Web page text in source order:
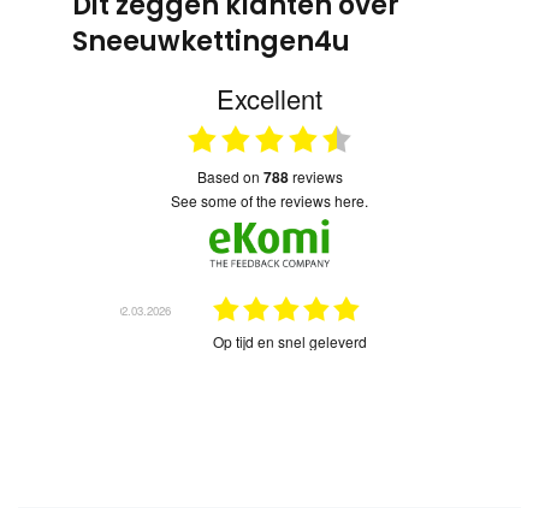
Sneeuwkettingen4u
Excellent
based on 788reviews
see some of the reviews here.
02.03.2026
Op tijd en snel geleverd